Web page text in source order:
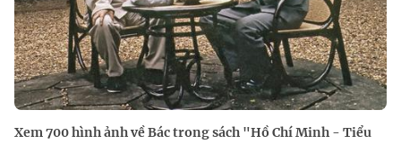
Xem 700 hình ảnh về Bác trong sách "Hồ Chí Minh - Tiểu